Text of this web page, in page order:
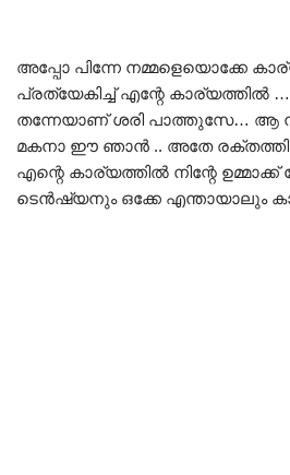
അപ്പോ പിന്നേ നമ്മളെയൊക്കേ
പ്രത്യേകിച്ച് എന്റേ കാര്യത്തിൽ
തന്നേയാണ് ശരി പാത്തുസേ… ആ
മകനാ ഈ ഞാൻ .. അതേ
എന്റെ കാര്യത്തിൽ നിന്റേ
ടെൻഷ്യനും ഒക്കേ എന്തായാലും